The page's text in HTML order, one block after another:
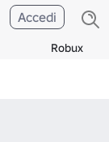
Robux
Accedi